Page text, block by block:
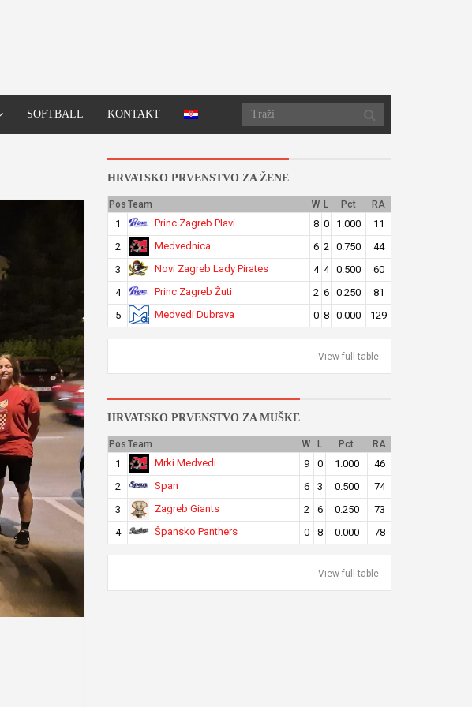
SOFTBALL KONTAKT
HRVATSKO PRVENSTVO ZA ŽENE
Pos Team W L Pct RA
1 Princ Zagreb Plavi 8 0 1.000
11
2
Medvednica 6 2 0.750
44
3
Novi Zagreb Lady Pirates 4 4 0.500
60
4
Princ Zagreb Žuti 2 6 0.250
81
5
Medvedi Dubrava 0 8 0.000 129
View full table
HRVATSKO PRVENSTVO ZA MUŠKE
Pos Team W L Pct RA
1 Mrki Medvedi 9 0 1.000
46
2
Span 6 3 0.500
74
3
Zagreb Giants 2 6 0.250
73
4
Špansko Panthers 0 8 0.000 78
View full table